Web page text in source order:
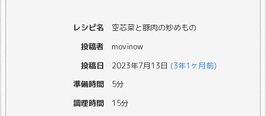
レシピ名
空芯菜と豚肉の炒めもの
投稿者
movinow
投稿日
2023年7月13日 (3年1ヶ月前)
準備時間
5分
調理時間
15分